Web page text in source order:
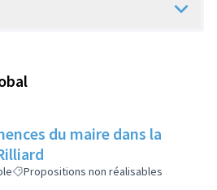
du maire dans la
Propositions non réalisables